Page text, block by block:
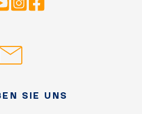
SIE UNS